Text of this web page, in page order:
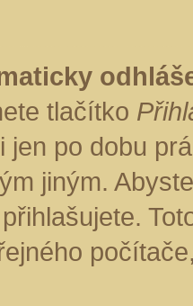
tlačítko
jen po dobu
jiným.